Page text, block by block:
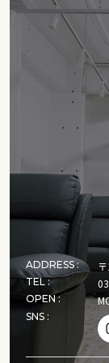
ADDRESS :
TEL :
OPEN :
SNS :